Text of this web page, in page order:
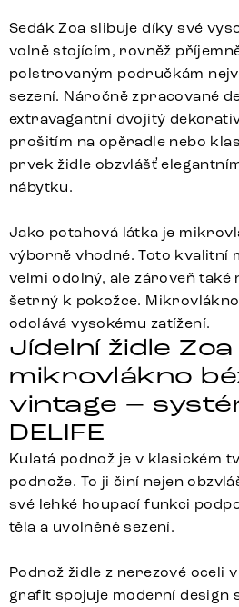
Sedák Zoa slibuje díky své
volně stojícím, rovněž
polstrovaným područkám
sezení. Náročně zpracované
extravagantní dvojitý
prošitím na opěradle nebo
prvek židle obzvlášť
nábytku.
Jako potahová látka je
výborně vhodné. Toto kvalitní
velmi odolný, ale zároveň také
šetrný k pokožce.
odolává vysokému zatížení.
Jídelní židle Zoa
mikrovlákno
vintage –
DELIFE
Kulatá podnož je v klasickém
podnože. To ji činí nejen
své lehké houpací funkci
těla a uvolněné sezení.
Podnož židle z nerezové oceli
grafit spojuje moderní design